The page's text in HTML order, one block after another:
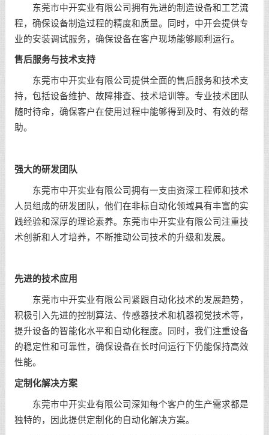
东莞市中开实业有限公司拥有先进的制造设备和工艺流
程，确保设备制造过程的精度和质量。同时，中开会提供专
业的安装调试服务，确保设备在客户现场能够顺利运行。
售后服务与技术支持
东莞市中开实业有限公司提供全面的售后服务和技术支
持，包括设备维护、故障排查、技术培训等。专业技术团队
随时待命，确保客户在使用过程中能够得到及时、有效的帮
助。
强大的研发团队
东莞市中开实业有限公司拥有一支由资深工程师和技术
人员组成的研发团队，他们在非标自动化领域具有丰富的实
践经验和深厚的理论素养。东莞市中开实业有限公司注重技
术创新和人才培养，不断推动公司技术的升级和发展。
先进的技术应用
东莞市中开实业有限公司紧跟自动化技术的发展趋势，
积极引入先进的控制算法、传感器技术和机器视觉技术等，
提升设备的智能化水平和自动化程度。同时，我们注重设备
的稳定性和可靠性，确保设备在长时间运行下仍能保持高效
性能。
定制化解决方案
东莞市中开实业有限公司深知每个客户的生产需求都是
独特的，因此提供定制化的自动化解决方案。